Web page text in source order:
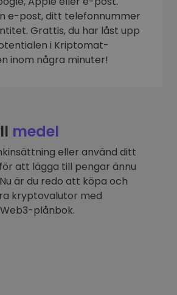
e-post, ditt telefonnummer
Grattis, du har låst upp
i Kriptomat-
inom några minuter!
medel
eller använd ditt
att lägga till pengar ännu
är du redo att köpa och
kryptovalutor med
plånbok.